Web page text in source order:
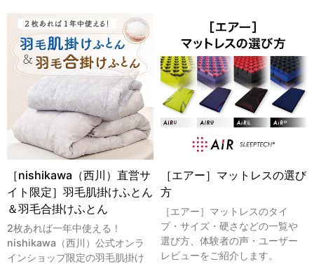
［nishikawa（西川）直営サ
イト限定］羽毛肌掛けふとん
＆羽毛合掛けふとん
2枚あれば一年中使える！
nishikawa（西川）公式オンラ
インショップ限定の羽毛肌掛け
［エアー］マットレスの選び
方
［エアー］マットレスのタイ
プ・サイズ・硬さなどの一覧や
選び方、体験者の声・ユーザー
レビューをご紹介します。